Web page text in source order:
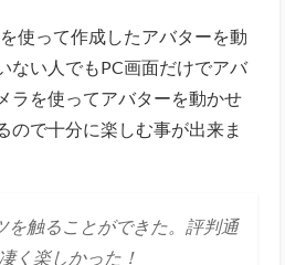
使って作成したアバターを動
ない人でもPC画面だけでアバ
ラを使ってアバターを動かせ
ので十分に楽しむ事が出来ま
を触ることができた。評判通
く楽しかった！